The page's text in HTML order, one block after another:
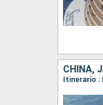
CHINA,
Itinerario :